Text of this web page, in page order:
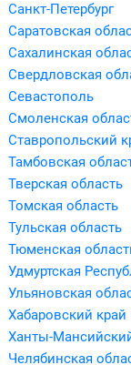
Санкт-Петербург
Саратовская
Сахалинская
Свердловская
Севастополь
Смоленская
Ставропольский
Тамбовская
Тверская область
Томская область
Тульская область
Тюменская
Удмуртская
Ульяновская
Хабаровский край
Ханты-
Челябинская